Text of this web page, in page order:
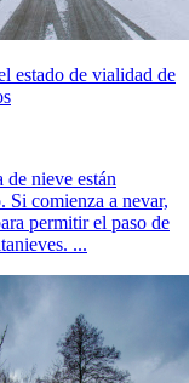
estado de vialidad de
nieve están
Si comienza a nevar,
permitir el paso de
...